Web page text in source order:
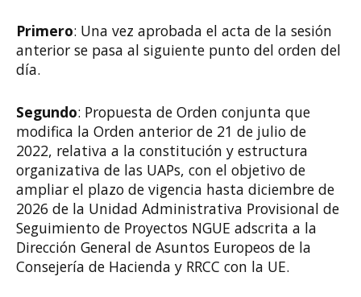
Primero: Una vez aprobada el acta de la sesión
anterior se pasa al siguiente punto del orden del
día.
Segundo: Propuesta de Orden conjunta que
modifica la Orden anterior de 21 de julio de
2022, relativa a la constitución y estructura
organizativa de las UAPs, con el objetivo de
ampliar el plazo de vigencia hasta diciembre de
2026 de la Unidad Administrativa Provisional de
Seguimiento de Proyectos NGUE adscrita a la
Dirección General de Asuntos Europeos de la
Consejería de Hacienda y RRCC con la UE.